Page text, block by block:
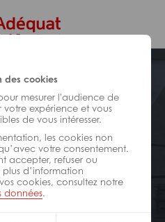
des cookies
mesurer l'audience de
votre expérience et vous
de vous intéresser.
les cookies non
votre consentement.
accepter, refuser ou
d’information
cookies, consultez notre
données.
PUBLICS
de travaux
H/F